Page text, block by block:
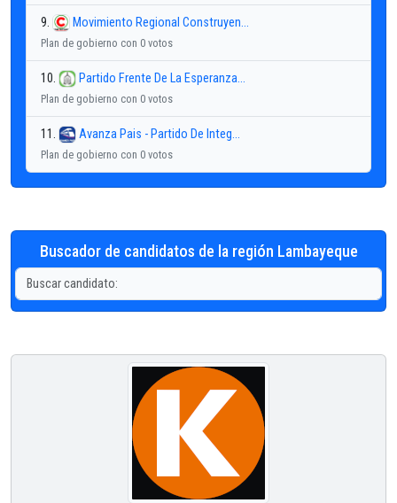
9. Movimiento Regional Construyen...
Plan de gobierno con 0 votos
10. Partido Frente De La Esperanza...
Plan de gobierno con 0 votos
11. Avanza Pais - Partido De Integ...
Plan de gobierno con 0 votos
Buscador de candidatos de la región Lambayeque